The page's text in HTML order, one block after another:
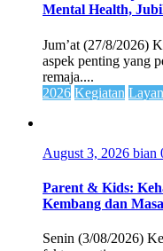
Mental Health,
Jum’at (27/8/2026)
aspek penting yang
remaja....
2026 Kegiatan
August 3, 2026 bian
Parent & Kids:
Kembang dan
Senin (3/08/2026)